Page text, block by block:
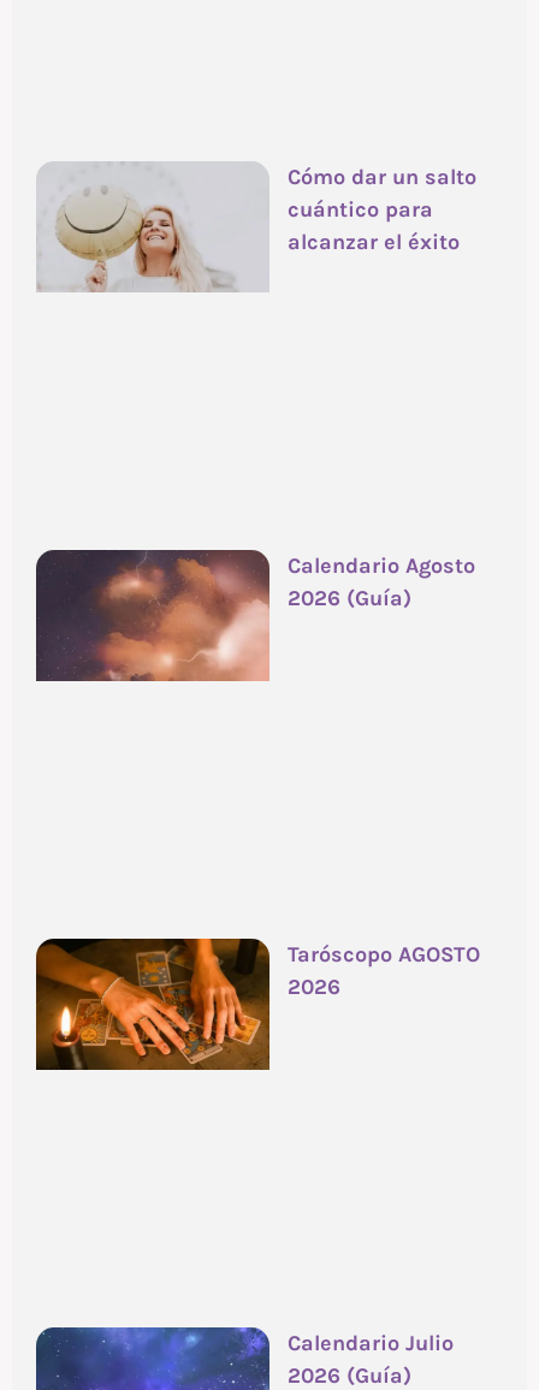
Cómo dar un salto
cuántico para
alcanzar el éxito
Calendario Agosto
2026 (Guía)
Taróscopo AGOSTO
2026
Calendario Julio
2026 (Guía)